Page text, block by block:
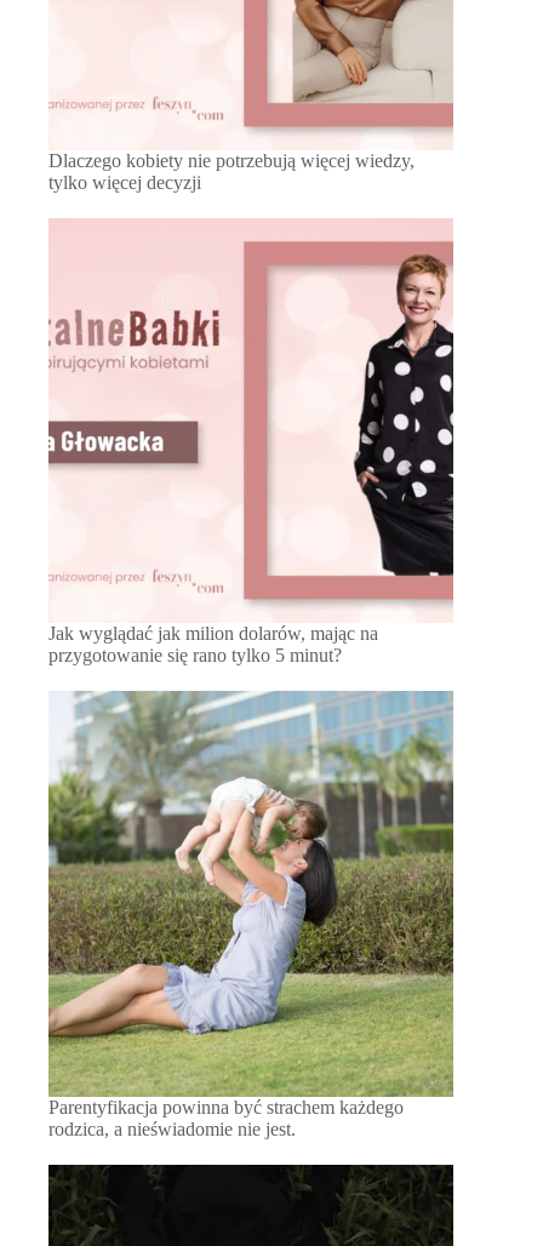
Dlaczego kobiety nie potrzebują więcej wiedzy,
tylko więcej decyzji
Jak wyglądać jak milion dolarów, mając na
przygotowanie się rano tylko 5 minut?
Parentyfikacja powinna być strachem każdego
rodzica, a nieświadomie nie jest.